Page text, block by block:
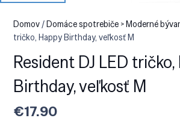
Domov/Domáce spotrebiče > Moderné
tričko, Happy Birthday, veľkosť M
Resident DJ LED
Birthday, veľkosť M
€17.90